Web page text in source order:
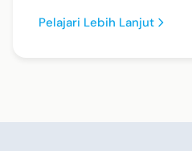
Pelajari Lebih Lanjut